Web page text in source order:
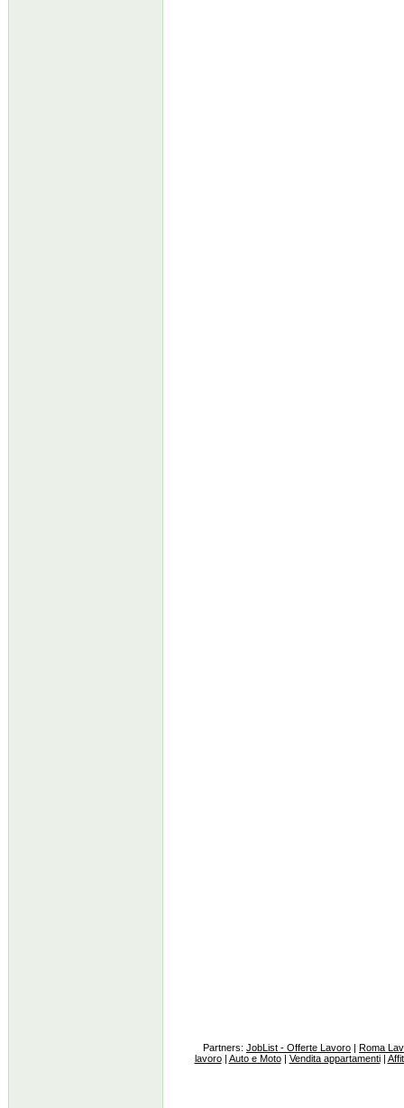
Partners: JobList - Offerte Lavoro | Roma
lavoro| Auto e Moto| Vendita appartamenti|